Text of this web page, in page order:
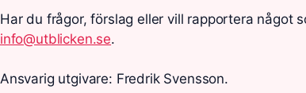
Har du frågor, förslag eller vill rapportera något
info@utblicken.se.
Ansvarig utgivare: Fredrik Svensson.